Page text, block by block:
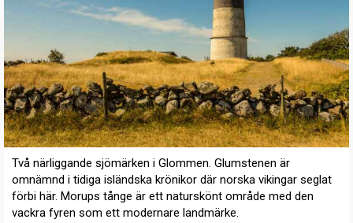
Två närliggande sjömärken i Glommen. Glumstenen är
omnämnd i tidiga isländska krönikor där norska vikingar seglat
förbi här. Morups tånge är ett naturskönt område med den
vackra fyren som ett modernare landmärke.